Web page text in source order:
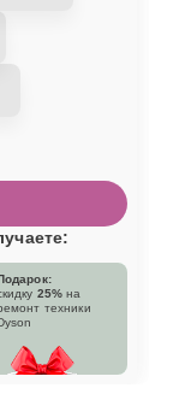
25% на
техники